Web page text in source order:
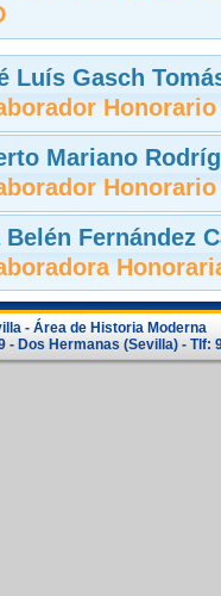
Luís Gasch
Honorario
Mariano
Honorario
Belén Fernández
- Área de Historia Moderna
Dos Hermanas (Sevilla) - Tlf: